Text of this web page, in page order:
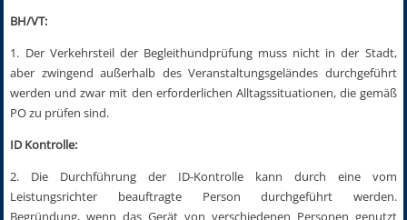
BH/VT:
1. Der Verkehrsteil der Begleithundprüfung muss nicht in der Stadt,
aber zwingend außerhalb des Veranstaltungsgeländes durchgeführt
werden und zwar mit den erforderlichen Alltagssituationen, die gemäß
PO zu prüfen sind.
ID Kontrolle:
2. Die Durchführung der ID-Kontrolle kann durch eine vom
Leistungsrichter beauftragte Person durchgeführt werden.
Begründung, wenn das Gerät von verschiedenen Personen genutzt